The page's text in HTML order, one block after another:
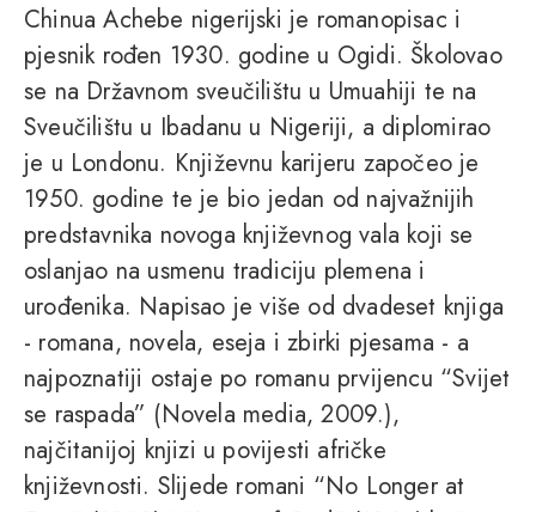
Chinua Achebe nigerijski je romanopisac i
pjesnik rođen 1930. godine u Ogidi. Školovao
se na Državnom sveučilištu u Umuahiji te na
Sveučilištu u Ibadanu u Nigeriji, a diplomirao
je u Londonu. Književnu karijeru započeo je
1950. godine te je bio jedan od najvažnijih
predstavnika novoga književnog vala koji se
oslanjao na usmenu tradiciju plemena i
urođenika. Napisao je više od dvadeset knjiga
- romana, novela, eseja i zbirki pjesama - a
najpoznatiji ostaje po romanu prvijencu “Svijet
se raspada” (Novela media, 2009.),
najčitanijoj knjizi u povijesti afričke
književnosti. Slijede romani “No Longer at